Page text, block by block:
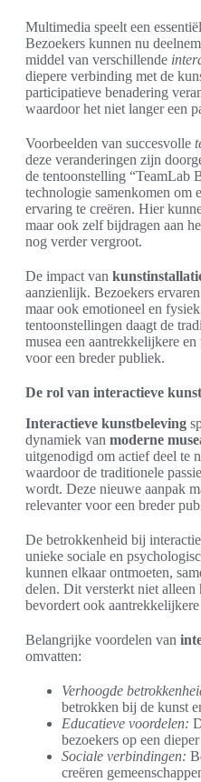
Multimedia speelt een
Bezoekers kunnen nu
middel van verschillende
diepere verbinding met de
participatieve benadering
waardoor het niet langer een
Voorbeelden van succesvolle
deze veranderingen zijn
de tentoonstelling “TeamLab
technologie samenkomen om
ervaring te creëren. Hier
maar ook zelf bijdragen aan
nog verder vergroot.
De impact van
aanzienlijk. Bezoekers
maar ook emotioneel en
tentoonstellingen daagt de
musea een aantrekkelijkere
voor een breder publiek.
De rol van interactieve
Interactieve kunstbeleving
dynamiek van moderne
uitgenodigd om actief deel te
waardoor de traditionele
wordt. Deze nieuwe aanpak
relevanter voor een breder
De betrokkenheid bij
unieke sociale en
kunnen elkaar ontmoeten,
delen. Dit versterkt niet
bevordert ook
Belangrijke voordelen van
omvatten:
Verhoogde
betrokken bij de kunst
Educatieve voordelen:
bezoekers op een
Sociale verbindingen:
creëren